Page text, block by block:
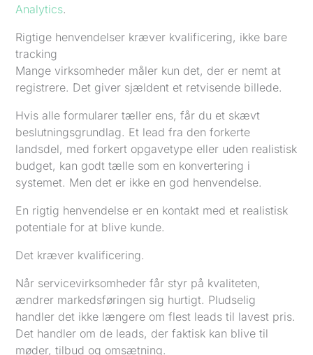
Analytics.
Rigtige henvendelser kræver kvalificering, ikke bare
tracking
Mange virksomheder måler kun det, der er nemt at
registrere. Det giver sjældent et retvisende billede.
Hvis alle formularer tæller ens, får du et skævt
beslutningsgrundlag. Et lead fra den forkerte
landsdel, med forkert opgavetype eller uden realistisk
budget, kan godt tælle som en konvertering i
systemet. Men det er ikke en god henvendelse.
En rigtig henvendelse er en kontakt med et realistisk
potentiale for at blive kunde.
Det kræver kvalificering.
Når servicevirksomheder får styr på kvaliteten,
ændrer markedsføringen sig hurtigt. Pludselig
handler det ikke længere om flest leads til lavest pris.
Det handler om de leads, der faktisk kan blive til
møder, tilbud og omsætning.